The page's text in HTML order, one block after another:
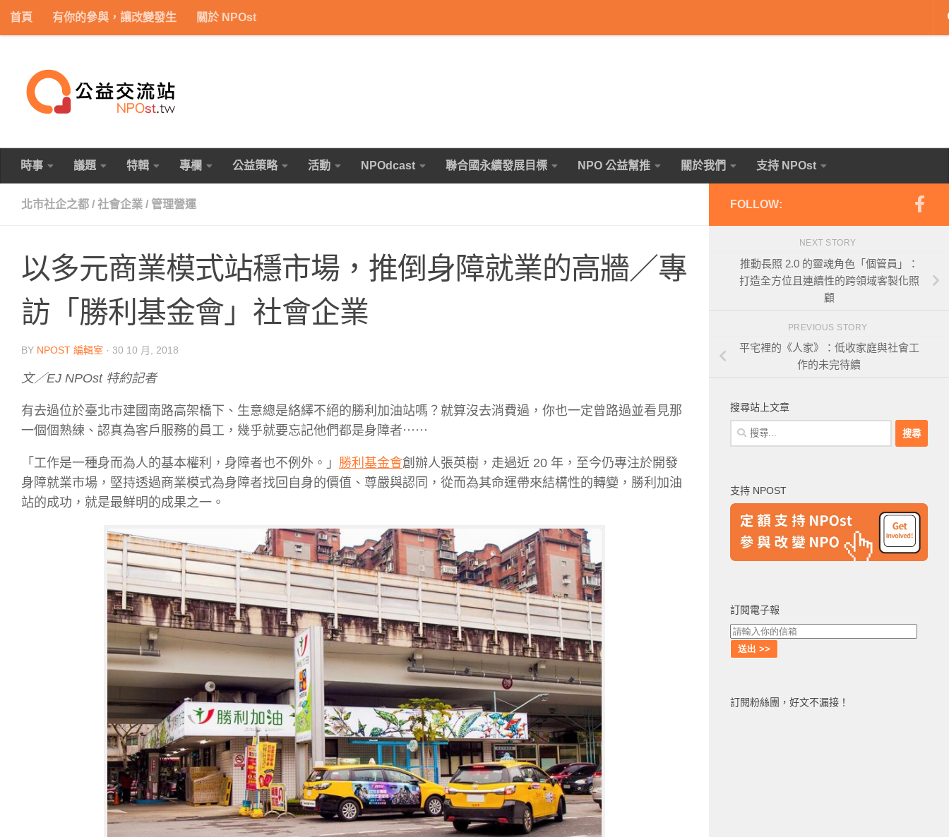
Skip to content
首頁 有你的參與，讓改變發生 關於 NPOst
時事 議題 特輯 專欄 公益策略 活動 NPOdcast 聯合國永續發展目標 NPO 公益幫推 關於我們 支持 NPOst
北市社企之都 / 社會企業 / 管理營運
以多元商業模式站穩市場，推倒身障就業的高牆／專
訪「勝利基金會」社會企業
BY NPOST 編輯室 · 30 10 月, 2018
文／EJ NPOst 特約記者
有去過位於臺北市建國南路高架橋下、生意總是絡繹不絕的勝利加油站嗎？就算沒去消費過，你也一定曾路過並看見那
一個個熟練、認真為客戶服務的員工，幾乎就要忘記他們都是身障者⋯⋯
「工作是一種身而為人的基本權利，身障者也不例外。」 勝利基金會創辦人張英樹，走過近 20 年，至今仍專注於開發
身障就業市場，堅持透過商業模式為身障者找回自身的價值、尊嚴與認同，從而為其命運帶來結構性的轉變，勝利加油
站的成功，就是最鮮明的成果之一。
FOLLOW:
NEXT STORY
推動長照 2.0 的靈魂角色「個管員」：
打造全方位且連續性的跨領域客製化照
顧
PREVIOUS STORY
平宅裡的《人家》：低收家庭與社會工
作的未完待續
搜尋站上文章
搜
尋
字:
支持 NPOST
訂閱電子報
訂閱粉絲團，好文不漏接！